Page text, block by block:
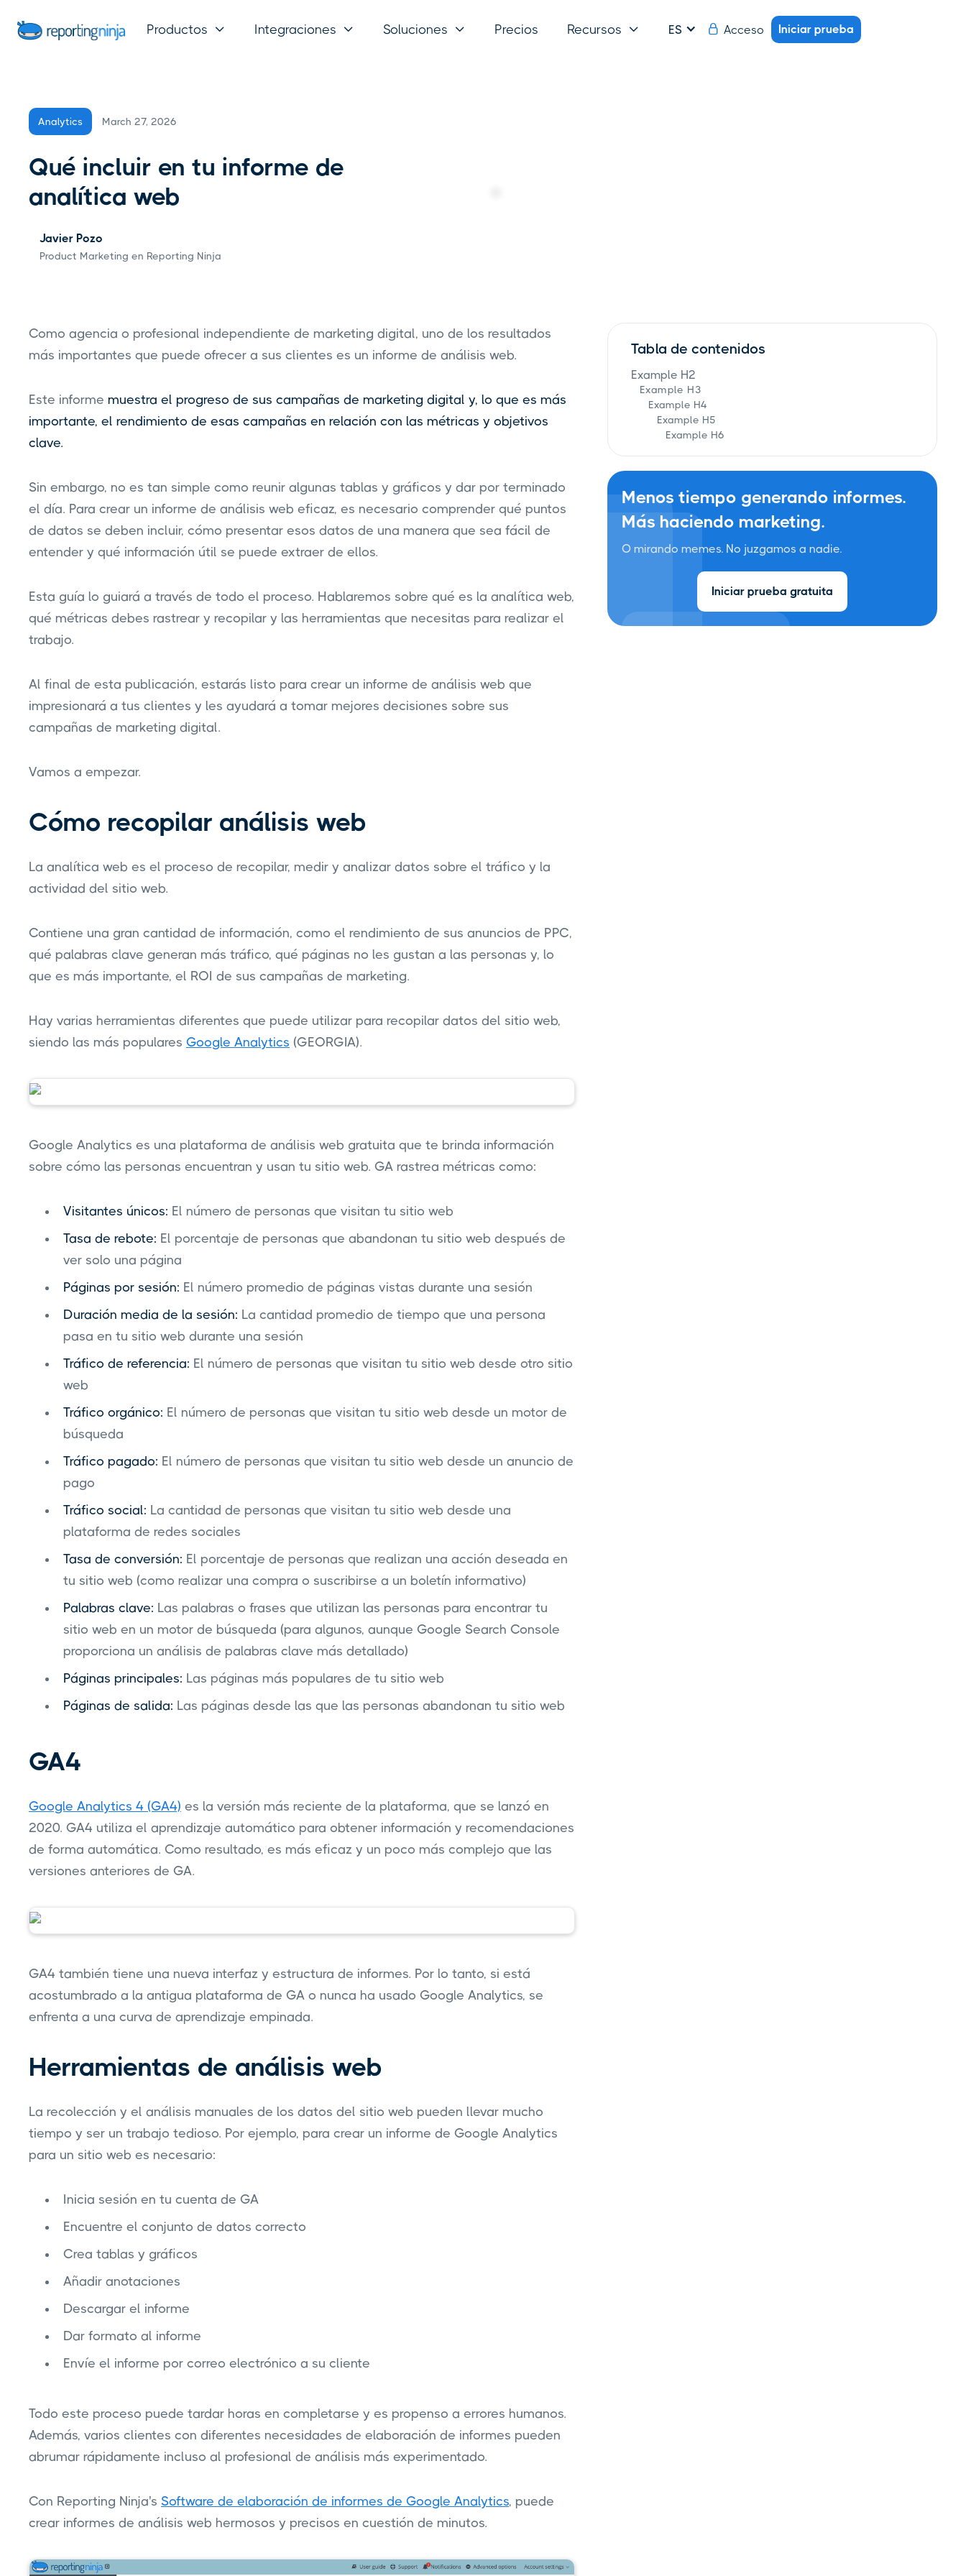
Productos  Integraciones  Soluciones  Precios Recursos  ES  Acceso Iniciar prueba
Analytics March 27, 2026
Qué incluir en tu informe de
analítica web
Javier Pozo
Product Marketing en Reporting Ninja
Como agencia o profesional independiente de marketing digital, uno de los resultados
más importantes que puede ofrecer a sus clientes es un informe de análisis web.
Este informe muestra el progreso de sus campañas de marketing digital y, lo que es más
importante, el rendimiento de esas campañas en relación con las métricas y objetivos
clave.
Sin embargo, no es tan simple como reunir algunas tablas y gráficos y dar por terminado
el día. Para crear un informe de análisis web eficaz, es necesario comprender qué puntos
de datos se deben incluir, cómo presentar esos datos de una manera que sea fácil de
entender y qué información útil se puede extraer de ellos.
Esta guía lo guiará a través de todo el proceso. Hablaremos sobre qué es la analítica web,
qué métricas debes rastrear y recopilar y las herramientas que necesitas para realizar el
trabajo.
Al final de esta publicación, estarás listo para crear un informe de análisis web que
impresionará a tus clientes y les ayudará a tomar mejores decisiones sobre sus
campañas de marketing digital.
Vamos a empezar.
Cómo recopilar análisis web
La analítica web es el proceso de recopilar, medir y analizar datos sobre el tráfico y la
actividad del sitio web.
Contiene una gran cantidad de información, como el rendimiento de sus anuncios de PPC,
qué palabras clave generan más tráfico, qué páginas no les gustan a las personas y, lo
que es más importante, el ROI de sus campañas de marketing.
Hay varias herramientas diferentes que puede utilizar para recopilar datos del sitio web,
siendo las más populares Google Analytics (GEORGIA).
Google Analytics es una plataforma de análisis web gratuita que te brinda información
sobre cómo las personas encuentran y usan tu sitio web. GA rastrea métricas como:
Visitantes únicos: El número de personas que visitan tu sitio web
Tasa de rebote: El porcentaje de personas que abandonan tu sitio web después de
ver solo una página
Páginas por sesión: El número promedio de páginas vistas durante una sesión
Duración media de la sesión: La cantidad promedio de tiempo que una persona
pasa en tu sitio web durante una sesión
Tráfico de referencia: El número de personas que visitan tu sitio web desde otro sitio
web
Tráfico orgánico: El número de personas que visitan tu sitio web desde un motor de
búsqueda
Tráfico pagado: El número de personas que visitan tu sitio web desde un anuncio de
pago
Tráfico social: La cantidad de personas que visitan tu sitio web desde una
plataforma de redes sociales
Tasa de conversión: El porcentaje de personas que realizan una acción deseada en
tu sitio web (como realizar una compra o suscribirse a un boletín informativo)
Palabras clave: Las palabras o frases que utilizan las personas para encontrar tu
sitio web en un motor de búsqueda (para algunos, aunque Google Search Console
proporciona un análisis de palabras clave más detallado)
Páginas principales: Las páginas más populares de tu sitio web
Páginas de salida: Las páginas desde las que las personas abandonan tu sitio web
GA4
Google Analytics 4 (GA4) es la versión más reciente de la plataforma, que se lanzó en
2020. GA4 utiliza el aprendizaje automático para obtener información y recomendaciones
de forma automática. Como resultado, es más eficaz y un poco más complejo que las
versiones anteriores de GA.
GA4 también tiene una nueva interfaz y estructura de informes. Por lo tanto, si está
acostumbrado a la antigua plataforma de GA o nunca ha usado Google Analytics, se
enfrenta a una curva de aprendizaje empinada.
Herramientas de análisis web
La recolección y el análisis manuales de los datos del sitio web pueden llevar mucho
tiempo y ser un trabajo tedioso. Por ejemplo, para crear un informe de Google Analytics
para un sitio web es necesario:
Inicia sesión en tu cuenta de GA
Encuentre el conjunto de datos correcto
Crea tablas y gráficos
Añadir anotaciones
Descargar el informe
Dar formato al informe
Envíe el informe por correo electrónico a su cliente
Todo este proceso puede tardar horas en completarse y es propenso a errores humanos.
Además, varios clientes con diferentes necesidades de elaboración de informes pueden
abrumar rápidamente incluso al profesional de análisis más experimentado.
Con Reporting Ninja's Software de elaboración de informes de Google Analytics, puede
crear informes de análisis web hermosos y precisos en cuestión de minutos.
Tabla de contenidos
Example H2
Example H3
Example H4
Example H5
Example H6
Menos tiempo generando informes.
Más haciendo marketing.
O mirando memes. No juzgamos a nadie.
Iniciar prueba gratuita